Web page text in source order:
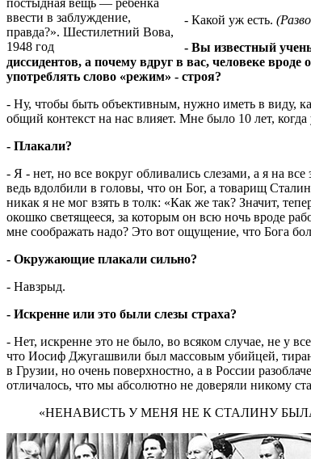
ввести в заблуждение,
правда?». Шестилетний Вова,
1948 год
- Какой уж есть.
- Вы известный
диссидентов, а почему вдруг в вас, человеке
употреблять слово «режим» - строя?
- Ну, чтобы быть объективным, нужно иметь в виду,
общий контекст на нас влияет. Мне было 10 лет,
- Плакали?
- Я - нет, но все вокруг обливались слезами, а я на
ведь вдолбили в головы, что он Бог, а товарищ
никак я не мог взять в толк: «Как же так? Значит,
окошко светящееся, за которым он всю ночь вроде
мне соображать надо? Это вот ощущение, что Бога
- Окружающие плакали сильно?
- Навзрыд.
- Искренне или это были слезы страха?
- Нет, искренне это не было, во всяком случае, не у
что Иосиф Джугашвили был массовым убийцей,
в Грузии, но очень поверхностно, а в России
отличалось, что мы абсолютно не доверяли никому
«НЕНАВИСТЬ У МЕНЯ НЕ К СТАЛИНУ